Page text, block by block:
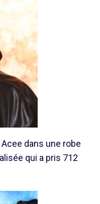
dans une robe
qui a pris 712